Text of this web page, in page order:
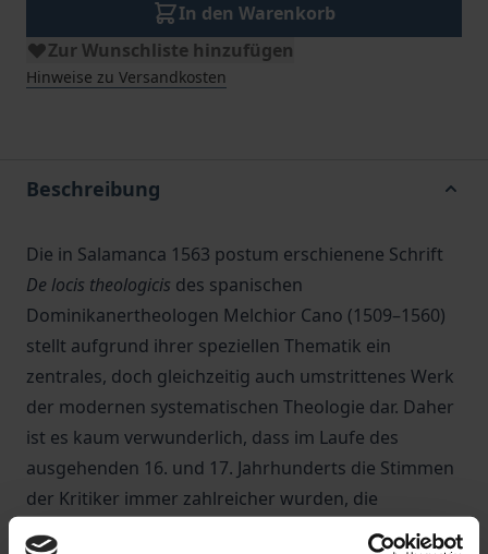
In den Warenkorb
Zur Wunschliste hinzufügen
Hinweise zu Versandkosten
Beschreibung
Die in Salamanca 1563 postum erschienene Schrift
De locis theologicis des spanischen
Dominikanertheologen Melchior Cano (1509–1560)
stellt aufgrund ihrer speziellen Thematik ein
zentrales, doch gleichzeitig auch umstrittenes Werk
der modernen systematischen Theologie dar. Daher
ist es kaum verwunderlich, dass im Laufe des
ausgehenden 16. und 17. Jahrhunderts die Stimmen
der Kritiker immer zahlreicher wurden, die
verschiedene Stellen innerhalb der
als mitunter